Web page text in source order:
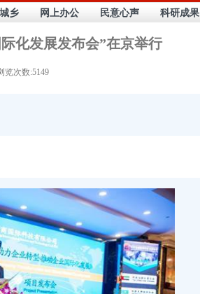
乡 网上办公 民意心声 科研成果
化发展发布会”在京举行
览次数:5149